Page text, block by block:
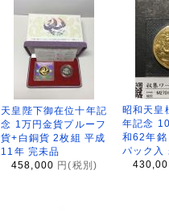
天皇陛下御在位十年記
念 1万円金貨プルーフ
貨+白銅貨 2枚組 平成
11年 完未品
458,000 円(税別)
昭和天皇
年記念
和62年銘
パック入